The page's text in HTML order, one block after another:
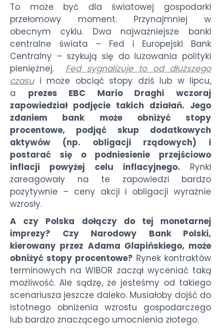
To może być dla światowej gospodarki
przełomowy moment. Przynajmniej w
obecnym cyklu. Dwa najważniejsze banki
centralne świata – Fed i Europejski Bank
Centralny – szykują się do luzowania polityki
pieniężnej. Fed sygnalizuje to od dłuższego
czasui może obciąć stopy dziś lub w lipcu,
a prezes EBC Mario Draghi wczoraj
zapowiedział podjęcie takich działań. Jego
zdaniem bank może obniżyć stopy
procentowe, podjąć skup dodatkowych
aktywów (np. obligacji rządowych) i
postarać się o podniesienie przejściowo
inflacji powyżej celu inflacyjnego. Rynki
zareagowały na te zapowiedzi bardzo
pozytywnie – ceny akcji i obligacji wyraźnie
wzrosły.
A czy Polska dołączy do tej monetarnej
imprezy? Czy Narodowy Bank Polski,
kierowany przez Adama Glapińskiego, może
obniżyć stopy procentowe? Rynek kontraktów
terminowych na WIBOR zaczął wyceniać taką
możliwość. Ale sądzę, że jesteśmy od takiego
scenariusza jeszcze daleko. Musiałoby dojść do
istotnego obniżenia wzrostu gospodarczego
lub bardzo znaczącego umocnienia złotego.